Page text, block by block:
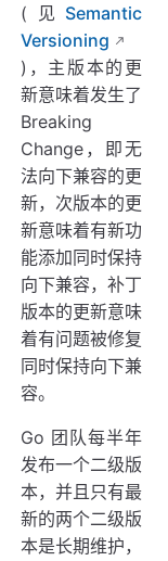
(见 Semantic
Versioning
)，主版本的更
新意味着发生了
Breaking
Change，即无
法向下兼容的更
新，次版本的更
新意味着有新功
能添加同时保持
向下兼容，补丁
版本的更新意味
着有问题被修复
同时保持向下兼
容。
Go 团队每半年
发布一个二级版
本，并且只有最
新的两个二级版
本是长期维护，